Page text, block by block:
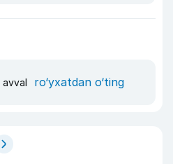
avval ro‘yxatdan o‘ting